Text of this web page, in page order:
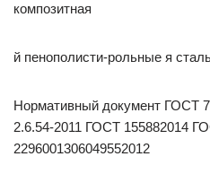
композитная
й пенополисти-рольные я
Нормативный документ
2.6.54-2011 ГОСТ 155882014
2296001306049552012